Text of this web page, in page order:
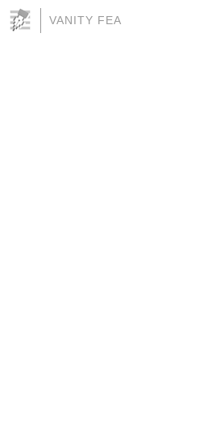
VANITY FEA